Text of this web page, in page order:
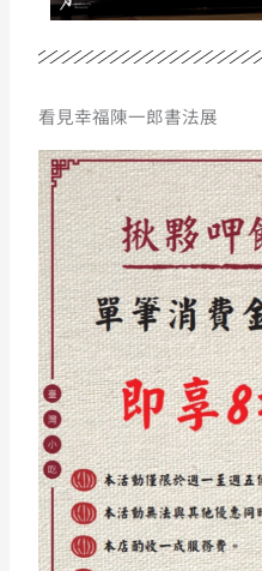
看見幸福陳一郎書法展